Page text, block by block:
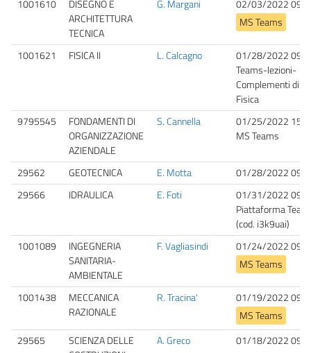
1001610
DISEGNO E
ARCHITETTURA
TECNICA
G. Margani
02/03/2022
MS Teams
1001621 FISICA II L. Calcagno
01/28/2022
Teams-lezioni-
Complementi di
Fisica
9795545
FONDAMENTI DI
ORGANIZZAZIONE
AZIENDALE
S. Cannella
01/25/2022
MS Teams
29562 GEOTECNICA E. Motta
01/28/2022
29566
IDRAULICA E. Foti
01/31/2022
Piattaforma
(cod. i3k9uai)
1001089
INGEGNERIA
SANITARIA-
AMBIENTALE
F. Vagliasindi
01/24/2022
MS Teams
1001438
MECCANICA
RAZIONALE
R. Tracina'
01/19/2022
MS Teams
29565
SCIENZA DELLE
A. Greco 01/18/2022